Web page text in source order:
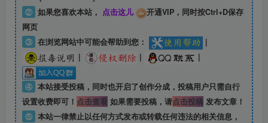
② 如果您喜欢本站， 点击这儿
开通VIP，同时按Ctrl+D保存
网页
③ 在浏览网站中可能会帮助到您：
|
|
| |
④ 本站接受投稿，同时也开启了创作分成，投稿用户只需自行
设置收费即可！ 点击查看如果需要投稿，请点击投稿发布文章！
⑤ 本站一律禁止以任何方式发布或转载任何违法的相关信息，